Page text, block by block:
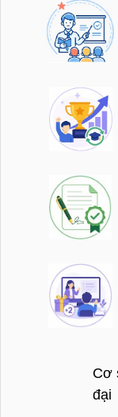
Cơ
đại